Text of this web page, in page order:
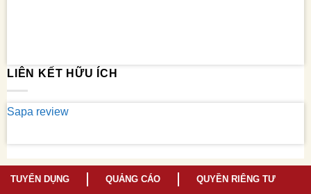
LIÊN KẾT HỮU ÍCH
Sapa review
TUYỂN DỤNG QUẢNG CÁO QUYỀN RIÊNG TƯ